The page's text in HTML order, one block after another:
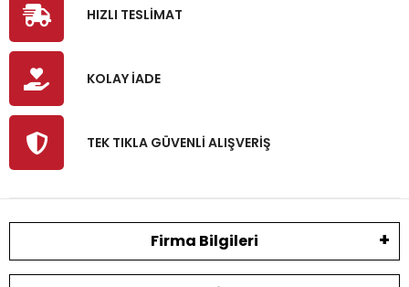
HIZLI TESLİMAT
KOLAY İADE
TEK TIKLA GÜVENLİ ALIŞVERİŞ
Firma Bilgileri